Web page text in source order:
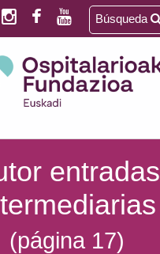
principal
Búsqueda
entradas
(página 17)